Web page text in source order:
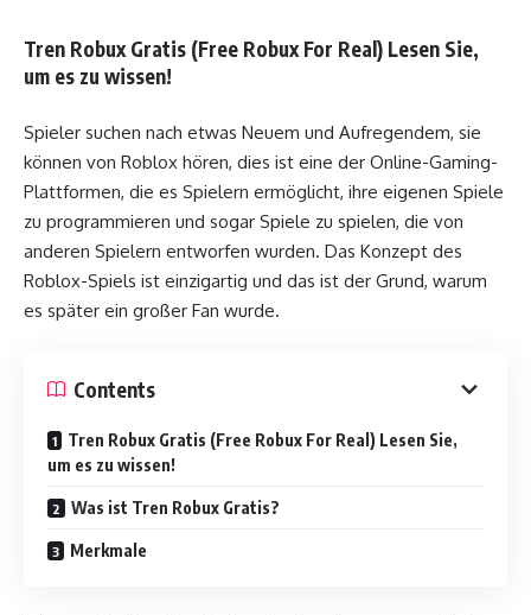
Tren Robux Gratis (Free Robux For Real) Lesen Sie,
um es zu wissen!
Spieler suchen nach etwas Neuem und Aufregendem, sie
können von Roblox hören, dies ist eine der Online-Gaming-
Plattformen, die es Spielern ermöglicht, ihre eigenen Spiele
zu programmieren und sogar Spiele zu spielen, die von
anderen Spielern entworfen wurden. Das Konzept des
Roblox-Spiels ist einzigartig und das ist der Grund, warum
es später ein großer Fan wurde.
Contents
Tren Robux Gratis (Free Robux For Real) Lesen Sie,
um es zu wissen!
Was ist Tren Robux Gratis?
Merkmale